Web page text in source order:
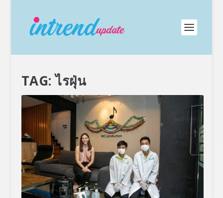
TAG:ไรฝุ่น